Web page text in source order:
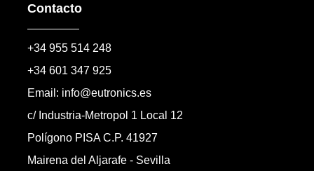
Contacto
+34 955 514 248
+34 601 347 925
Email: info@eutronics.es
c/ Industria-Metropol 1 Local 12
Polígono PISA C.P. 41927
Mairena del Aljarafe - Sevilla